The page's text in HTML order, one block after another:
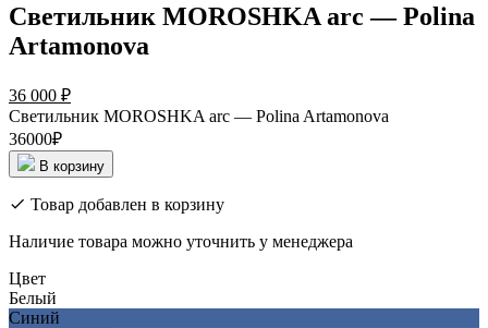
Светильник MOROSHKA arc — Polina
Artamonova
36 000 ₽
Светильник MOROSHKA arc — Polina Artamonova
36000₽
В корзину
Товар добавлен в корзину
Наличие товара можно уточнить у менеджера
Цвет
Белый
Синий